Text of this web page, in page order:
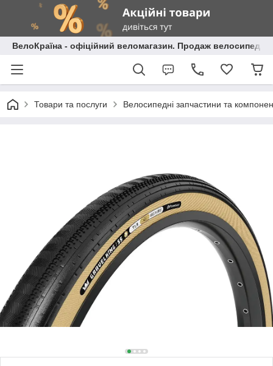
ВелоКраїна - офіційний веломагазин. Продаж велосипедів
Товари та послуги Велосипедні запчастини та